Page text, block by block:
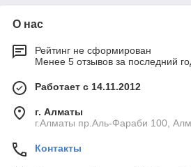
О нас
Рейтинг не сформирован
Менее 5 отзывов за последний
Работает с 14.11.2012
г. Алматы
г.Алматы пр.Аль-Фараби 100,
Контакты